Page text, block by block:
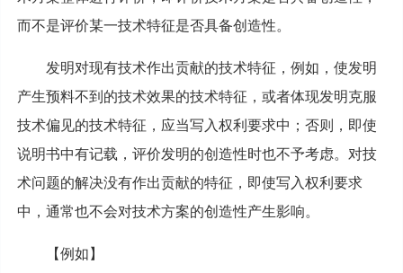
而不是评价某一技术特征是否具备创造性。
发明对现有技术作出贡献的技术特征，例如，使发明
产生预料不到的技术效果的技术特征，或者体现发明克服
技术偏见的技术特征，应当写入权利要求中；否则，即使
说明书中有记载，评价发明的创造性时也不予考虑。对技
术问题的解决没有作出贡献的特征，即使写入权利要求
中，通常也不会对技术方案的创造性产生影响。
【例如】